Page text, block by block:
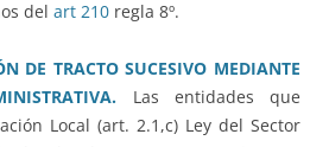
del art 210 regla 8º.
DE TRACTO SUCESIVO MEDIANTE
Las entidades que
Local (art. 2.1,c) Ley del Sector